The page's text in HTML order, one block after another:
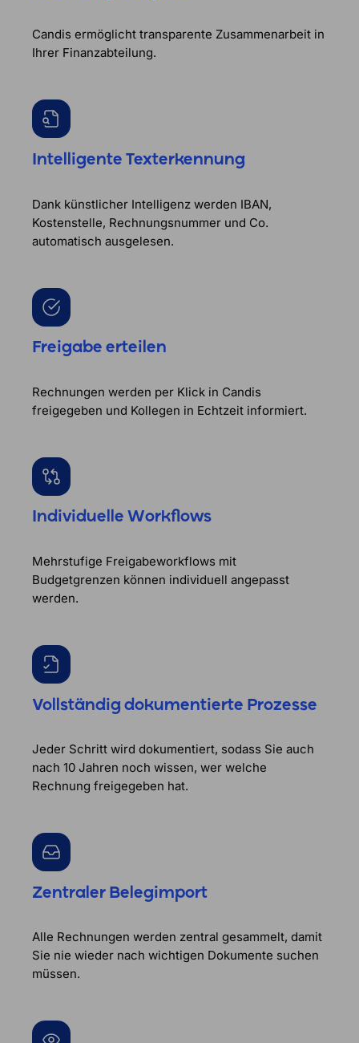
Candis ermöglicht transparente Zusammenarbeit in
Ihrer Finanzabteilung.
Intelligente Texterkennung
Dank künstlicher Intelligenz werden IBAN,
Kostenstelle, Rechnungsnummer und Co.
automatisch ausgelesen.
Freigabe erteilen
Rechnungen werden per Klick in Candis
freigegeben und Kollegen in Echtzeit informiert.
Individuelle Workflows
Mehrstufige Freigabeworkflows mit
Budgetgrenzen können individuell angepasst
werden.
Vollständig dokumentierte Prozesse
Jeder Schritt wird dokumentiert, sodass Sie auch
nach 10 Jahren noch wissen, wer welche
Rechnung freigegeben hat.
Zentraler Belegimport
Alle Rechnungen werden zentral gesammelt, damit
Sie nie wieder nach wichtigen Dokumente suchen
müssen.